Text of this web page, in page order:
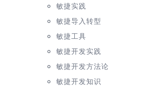
敏捷实践
敏捷导入转型
敏捷工具
敏捷开发实践
敏捷开发方法论
敏捷开发知识